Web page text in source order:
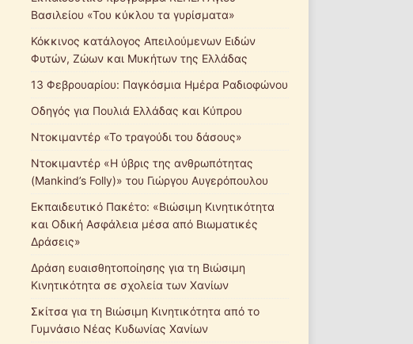
Βασιλείου «Του κύκλου τα γυρίσματα»
Κόκκινος κατάλογος Απειλούμενων Ειδών
Φυτών, Ζώων και Μυκήτων της Ελλάδας
13 Φεβρουαρίου: Παγκόσμια Ημέρα Ραδιοφώνου
Οδηγός για Πουλιά Ελλάδας και Κύπρου
Ντοκιμαντέρ «Το τραγούδι του δάσους»
Ντοκιμαντέρ «Η ύβρις της ανθρωπότητας
(Mankind’s Folly)» του Γιώργου Αυγερόπουλου
Εκπαιδευτικό Πακέτο: «Βιώσιμη Κινητικότητα
και Οδική Ασφάλεια μέσα από Βιωματικές
Δράσεις»
Δράση ευαισθητοποίησης για τη Βιώσιμη
Κινητικότητα σε σχολεία των Χανίων
Σκίτσα για τη Βιώσιμη Κινητικότητα από το
Γυμνάσιο Νέας Κυδωνίας Χανίων